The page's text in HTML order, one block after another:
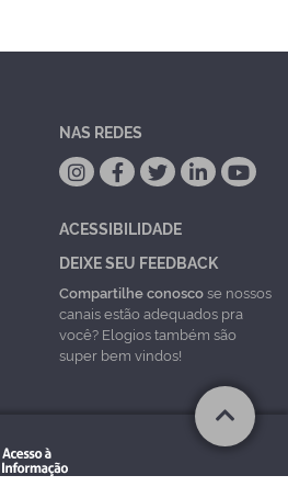
NAS REDES
ACESSIBILIDADE
DEIXE SEU FEEDBACK
Compartilhe conoscose nossos
canais estão adequados pra
você? Elogios também são
super bem vindos!